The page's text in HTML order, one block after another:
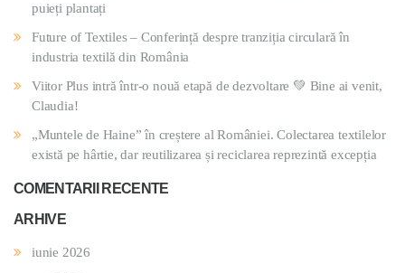
puieți plantați
Future of Textiles – Conferință despre tranziția circulară în
industria textilă din România
Viitor Plus intră într-o nouă etapă de dezvoltare 💚 Bine ai venit,
Claudia!
„Muntele de Haine” în creștere al României. Colectarea textilelor
există pe hârtie, dar reutilizarea și reciclarea reprezintă excepția
COMENTARII RECENTE
ARHIVE
iunie 2026